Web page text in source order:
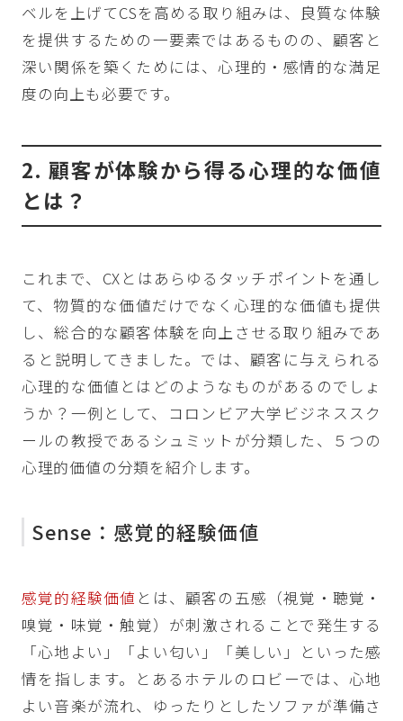
ベルを上げてCSを高める取り組みは、良質な体験
を提供するための一要素ではあるものの、顧客と
深い関係を築くためには、心理的・感情的な満足
度の向上も必要です。
2. 顧客が体験から得る心理的な価値
とは？
これまで、CXとはあらゆるタッチポイントを通し
て、物質的な価値だけでなく心理的な価値も提供
し、総合的な顧客体験を向上させる取り組みであ
ると説明してきました。では、顧客に与えられる
心理的な価値とはどのようなものがあるのでしょ
うか？一例として、コロンビア大学ビジネススク
ールの教授であるシュミットが分類した、５つの
心理的価値の分類を紹介します。
Sense：感覚的経験価値
感覚的経験価値 とは、顧客の五感（視覚・聴覚・
嗅覚・味覚・触覚）が刺激されることで発生する
「心地よい」「よい匂い」「美しい」といった感
情を指します。とあるホテルのロビーでは、心地
よい音楽が流れ、ゆったりとしたソファが準備さ